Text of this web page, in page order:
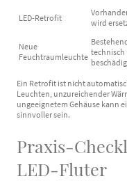
LED-Retrofit
wird
Neue
Feuchtraumleuchte technisch
Ein Retrofit ist nicht
Leuchten, unzureichender
ungeeignetem Gehäuse kann
sinnvoller sein.
Praxis-
LED-Fluter